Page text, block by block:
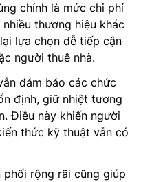
chính là mức chi phí
thương hiệu khác
lựa chọn dễ tiếp cận
người thuê nhà.
đảm bảo các chức
định, giữ nhiệt tương
Điều này khiến người
thức kỹ thuật vẫn có
phối rộng rãi cũng giúp